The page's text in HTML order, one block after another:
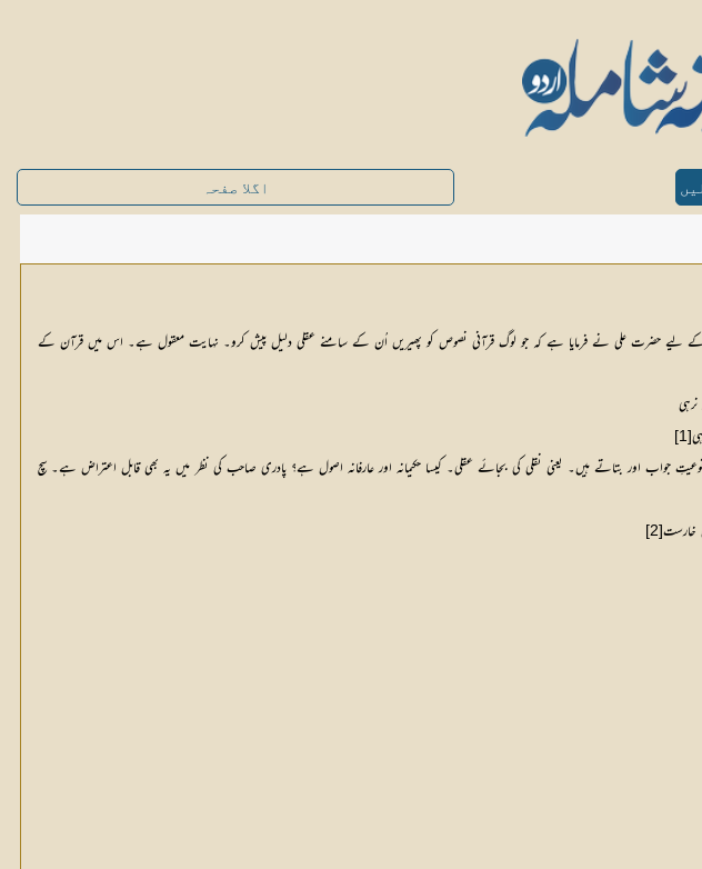
اگلا صفحہ
کے لیے حضرت علی نے فرمایا ہے کہ جو لوگ قرآنی نصوص کو پھیریں اُن کے سامنے عقلی دلیل پیش کرو۔ نہایت معقول ہے۔ اس میں قرآن کے
[1]
اور بتاتے ہیں۔ یعنی نقلی کی بجائے عقلی۔ کیسا حکیمانہ اور عارفانہ اصول ہے؟ پادری صاحب کی نظر میں یہ بھی قابل اعتراض ہے۔ سچ
خارست[2]